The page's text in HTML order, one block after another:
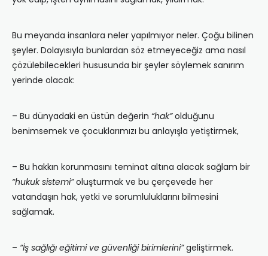
Bu meyanda insanlara neler yapılmıyor neler. Çoğu bilinen
şeyler. Dolayısıyla bunlardan söz etmeyeceğiz ama nasıl
çözülebilecekleri hususunda bir şeyler söylemek sanırım
yerinde olacak:
– Bu dünyadaki en üstün değerin “hak”olduğunu
benimsemek ve çocuklarımızı bu anlayışla yetiştirmek,
– Bu hakkın korunmasını teminat altına alacak sağlam bir
“hukuk sistemi”oluşturmak ve bu çerçevede her
vatandaşın hak, yetki ve sorumluluklarını bilmesini
sağlamak.
– “İş sağlığı eğitimi ve güvenliği birimlerini”geliştirmek.